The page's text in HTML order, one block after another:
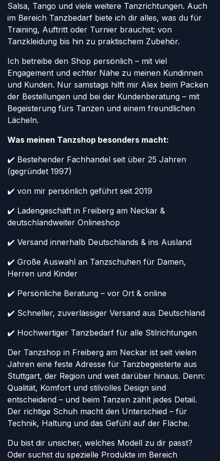
Salsa, Tango und viele weitere Tanzrichtungen. Auch
im Bereich Tanzbedarf biete ich dir alles, was du für
Training, Auftritt oder Turnier brauchst: von
Tanzkleidung bis hin zu praktischem Zubehör.
Ich betreibe den Shop persönlich – mit viel
Engagement und echter Nähe zu meinen Kundinnen
und Kunden. Nur samstags hilft mir Alex beim Packen
der Bestellungen und bei der Kundenberatung – mit
Begeisterung fürs Tanzen und einem freundlichen
Lächeln.
Was meinen Tanzshop besonders macht:
✔️ Bestehender Fachhandel seit über 25 Jahren
(gegründet 1997)
✔️ von mir persönlich geführt seit 2019
✔️ Ladengeschäft in Freiberg am Neckar &
deutschlandweiter Onlineshop
✔️ Versand innerhalb Deutschlands & ins Ausland
✔️ Große Auswahl an Tanzschuhen für Damen,
Herren und Kinder
✔️ Persönliche Beratung – vor Ort & online
✔️ Schneller, zuverlässiger Versand aus Deutschland
✔️ Hochwertiger Tanzbedarf für alle Stilrichtungen
Der Tanzshop in Freiberg am Neckar ist seit vielen
Jahren eine feste Adresse für Tanzbegeisterte aus
Stuttgart, der Region und weit darüber hinaus. Denn:
Qualität, Komfort und stilvolles Design sind
entscheidend – und beim Tanzen zählt jedes Detail.
Der richtige Schuh macht den Unterschied – für
Technik, Haltung und das Gefühl auf der Fläche.
Du bist dir unsicher, welches Modell zu dir passt?
Oder suchst du spezielle Produkte im Bereich